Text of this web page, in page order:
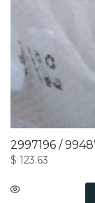
2997196 /
$ 123.63